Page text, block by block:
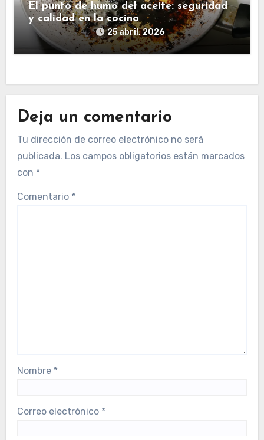
El punto de humo del aceite: seguridad
y calidad en la cocina
25 abril, 2026
Deja un comentario
Tu dirección de correo electrónico no será
publicada. Los campos obligatorios están marcados
con *
Comentario *
Nombre *
Correo electrónico *